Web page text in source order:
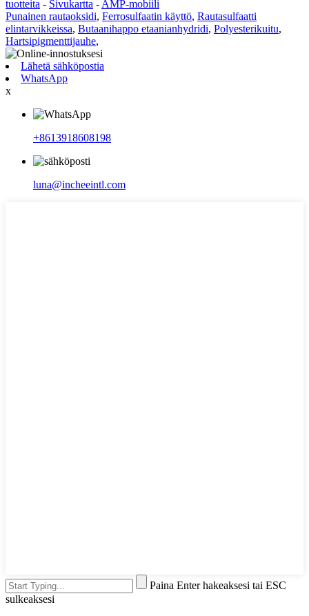
tuotteita - Sivukartta - AMP-mobiili
Punainen rautaoksidi, Ferrosulfaatin käyttö, Rautasulfaatti
elintarvikkeissa, Butaanihappo etaanianhydridi, Polyesterikuitu,
Hartsipigmenttijauhe,
Lähetä sähköpostia
WhatsApp
x
+8613918608198
luna@incheeintl.com
Paina Enter hakeaksesi tai ESC
sulkeaksesi